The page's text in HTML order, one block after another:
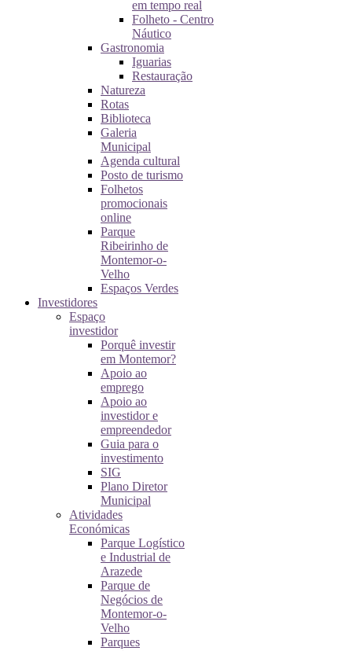
em tempo real
Folheto - Centro
Náutico
Gastronomia
Iguarias
Restauração
Natureza
Rotas
Biblioteca
Galeria
Municipal
Agenda cultural
Posto de turismo
Folhetos
promocionais
online
Parque
Ribeirinho de
Montemor-o-
Velho
Espaços Verdes
Investidores
Espaço
investidor
Porquê investir
em Montemor?
Apoio ao
emprego
Apoio ao
investidor e
empreendedor
Guia para o
investimento
SIG
Plano Diretor
Municipal
Atividades
Económicas
Parque Logístico
e Industrial de
Arazede
Parque de
Negócios de
Montemor-o-
Velho
Parques